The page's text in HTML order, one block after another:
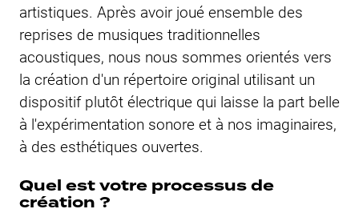
artistiques. Après avoir joué ensemble des
reprises de musiques traditionnelles
acoustiques, nous nous sommes orientés vers
la création d'un répertoire original utilisant un
dispositif plutôt électrique qui laisse la part belle
à l'expérimentation sonore et à nos imaginaires,
à des esthétiques ouvertes.
Quel est votre processus de
création ?